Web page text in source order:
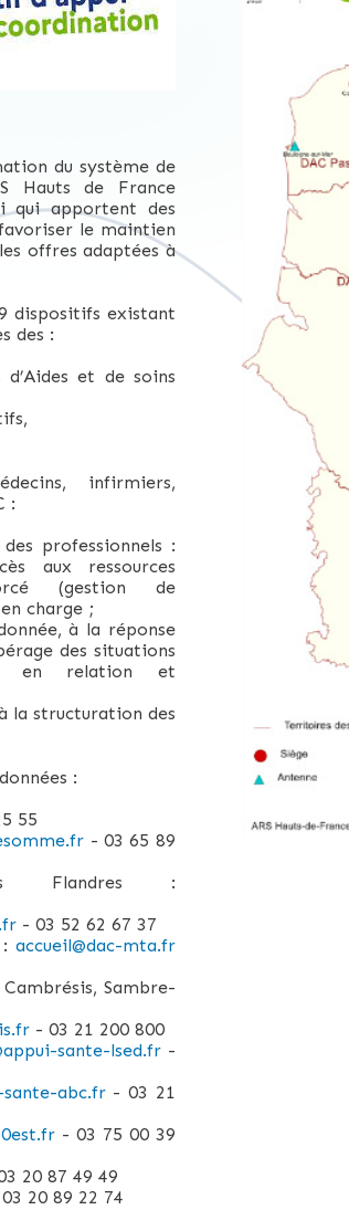
du système de
Hauts de France
qui apportent des
le maintien
offres adaptées à
dispositifs existant
des :
et de soins
infirmiers,
:
professionnels :
aux ressources
(gestion de
charge ;
à la réponse
des situations
en relation et
la structuration des
:
55
- 03 65 89
Flandres :
- 03 52 62 67 37
accueil@dac-mta.fr
Sambre-
- 03 21 200 800
sante-lsed.fr-
sante-abc.fr- 03 21
- 03 75 00 39
20 87 49 49
20 89 22 74